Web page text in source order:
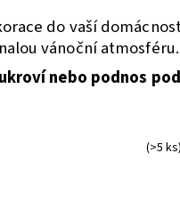
do vaší
vánoční atmosféru.
nebo podnos
(>5 ks)